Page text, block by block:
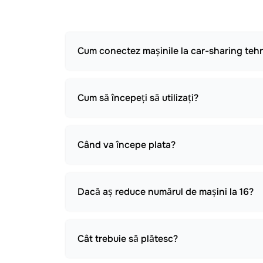
Cum conectez mașinile la car-sharing
Cum să începeți să utilizați?
Când va începe plata?
Dacă aș reduce numărul de mașini la 16?
Cât trebuie să plătesc?